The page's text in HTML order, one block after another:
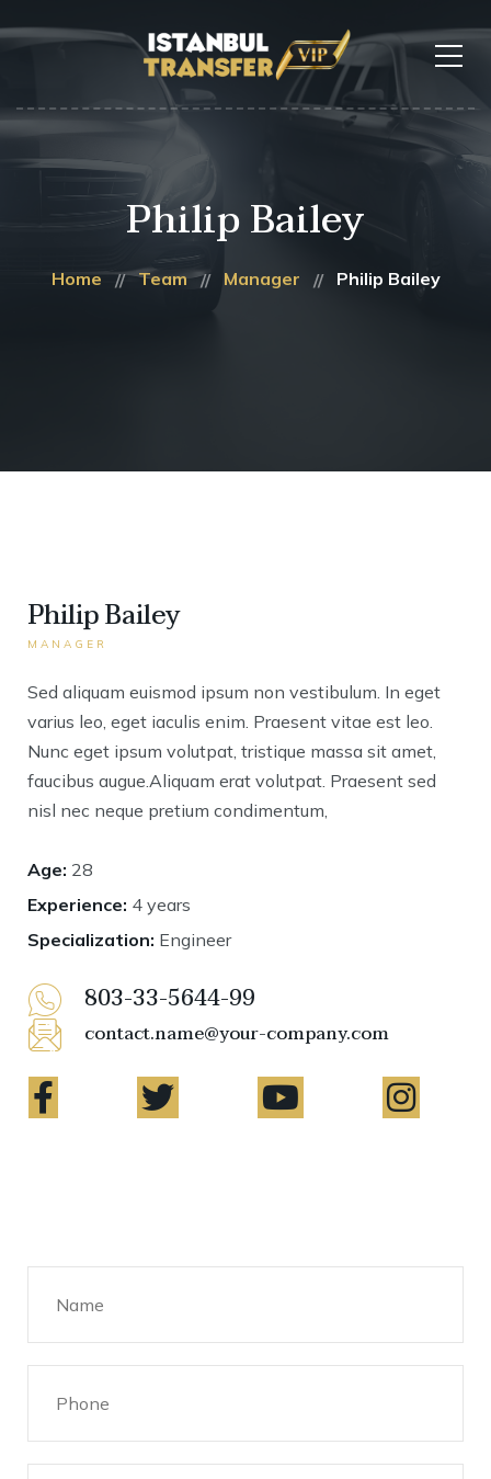
Philip Bailey
Home Team Manager Philip Bailey
Philip Bailey
MANAGER
Sed aliquam euismod ipsum non vestibulum. In eget
varius leo, eget iaculis enim. Praesent vitae est leo.
Nunc eget ipsum volutpat, tristique massa sit amet,
faucibus augue.Aliquam erat volutpat. Praesent sed
nisl nec neque pretium condimentum,
Age: 28
Experience: 4 years
Specialization: Engineer
803-33-5644-99
contact.name@your-company.com